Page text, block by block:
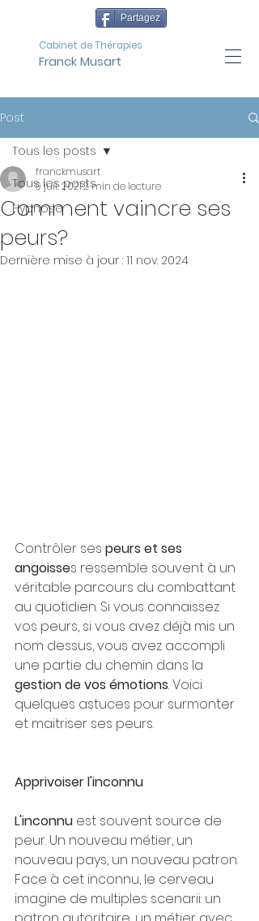
Partagez
Franck Musart
Cabinet de Thérapies
Post
Tous les posts
Hypnose
Tous les posts
Comment vaincre ses
peurs?
franckmusart
9 juil. 20212 min de lecture
Dernière mise à jour : 11 nov. 2024
Contrôler ses peurs et ses
angoisses ressemble souvent à un
véritable parcours du combattant
au quotidien. Si vous connaissez
vos peurs, si vous avez déjà mis un
nom dessus, vous avez accompli
une partie du chemin dans la
gestion de vos émotions. Voici
quelques astuces pour surmonter
et maitriser ses peurs.
Apprivoiser l'inconnu
L'inconnu est souvent source de
peur. Un nouveau métier, un
nouveau pays, un nouveau patron.
Face à cet inconnu, le cerveau
imagine de multiples scenarii: un